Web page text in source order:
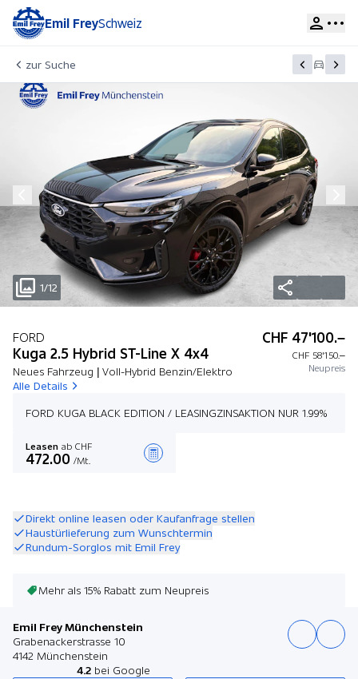
Emil FreySchweiz
zur Suche
1/12
FORD
Kuga 2.5 Hybrid ST-Line X 4x4
Neues Fahrzeug | Voll-Hybrid Benzin/Elektro
Alle Details
CHF 47'100.–
CHF 58'150.–
Neupreis
FORD KUGA BLACK EDITION / LEASINGZINSAKTION NUR 1.99%
Leasen ab CHF
472.00 /Mt.
Direkt online leasen oder Kaufanfrage stellen
Haustürlieferung zum Wunschtermin
Rundum-Sorglos mit Emil Frey
Mehr als 15% Rabatt zum Neupreis
Emil Frey Münchenstein
Grabenackerstrasse 10
4142 Münchenstein
4.2 bei Google